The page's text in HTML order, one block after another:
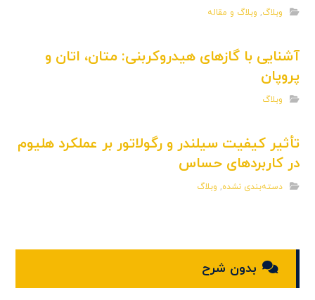
وبلاگ, وبلاگ و مقاله
آشنایی با گازهای هیدروکربنی: متان، اتان و
پروپان
وبلاگ
تأثیر کیفیت سیلندر و رگولاتور بر عملکرد هلیوم
در کاربردهای حساس
دسته‌بندی نشده, وبلاگ
بدون شرح